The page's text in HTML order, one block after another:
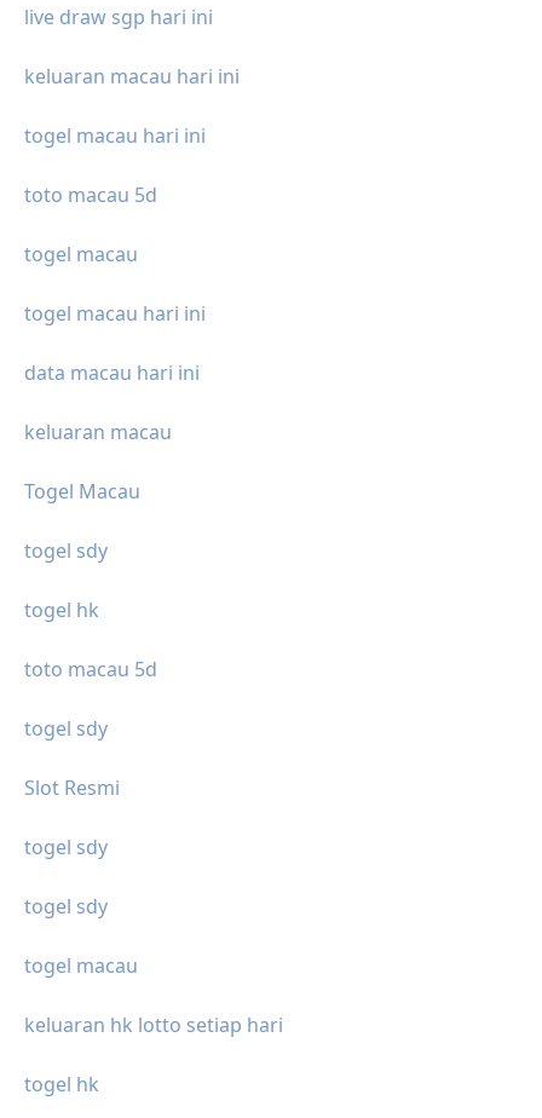
live draw sgp hari ini
keluaran macau hari ini
togel macau hari ini
toto macau 5d
togel macau
togel macau hari ini
data macau hari ini
keluaran macau
Togel Macau
togel sdy
togel hk
toto macau 5d
togel sdy
Slot Resmi
togel sdy
togel sdy
togel macau
keluaran hk lotto setiap hari
togel hk